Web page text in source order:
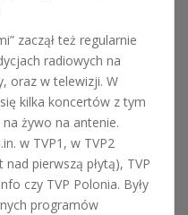
zaczął też regularnie
radiowych na
oraz w telewizji. W
kilka koncertów z tym
żywo na antenie.
w TVP1, w TVP2
pierwszą płytą), TVP
czy TVP Polonia. Były
programów